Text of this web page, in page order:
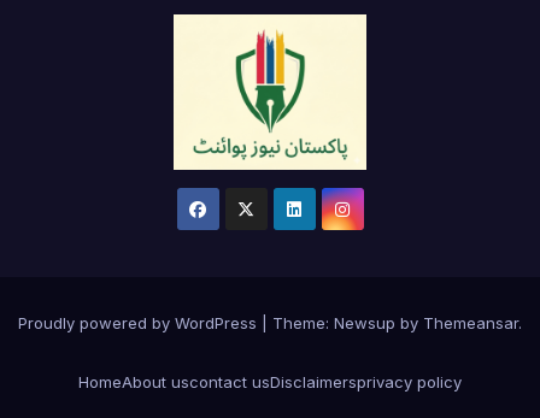
Proudly powered by WordPress Theme: Newsup by Themeansar.
HomeAbout uscontact usDisclaimersprivacy policy